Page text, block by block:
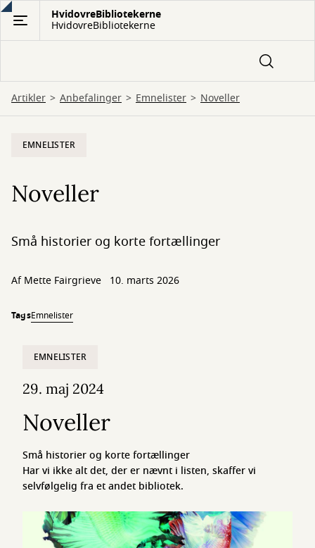
Gå
hovedindhold
HvidovreBibliotekerne
HvidovreBibliotekerne
Artikler Anbefalinger Emnelister Noveller
EMNELISTER
Noveller
Små historier og korte fortællinger
AfMette Fairgrieve 10. marts 2026
TagsEmnelister
EMNELISTER
29. maj 2024
Noveller
Små historier og korte fortællinger
Har vi ikke alt det, der er nævnt i listen, skaffer vi
selvfølgelig fra et andet bibliotek.